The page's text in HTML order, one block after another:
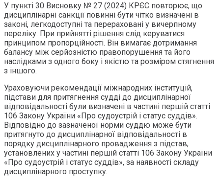
У пункті 30 Висновку № 27 (2024) КРЄС повторює, що
дисциплінарні санкції повинні бути чітко визначені в
законі, легкодоступні та перераховані у вичерпному
переліку. При прийнятті рішення слід керуватися
принципом пропорційності. Він вимагає дотримання
балансу між серйозністю правопорушення та його
наслідками з одного боку і якістю та розміром стягнення
з іншого.
Ураховуючи рекомендації міжнародних інституцій,
підстави для притягнення судді до дисциплінарної
відповідальності були визначені в частині першій статті
106 Закону України «Про судоустрій і статус суддів».
Відповідно до зазначеної норми суддю може бути
притягнуто до дисциплінарної відповідальності в
порядку дисциплінарного провадження з підстав,
установлених у частині першій статті 106 Закону України
«Про судоустрій і статус суддів», за наявності складу
дисциплінарного проступку.